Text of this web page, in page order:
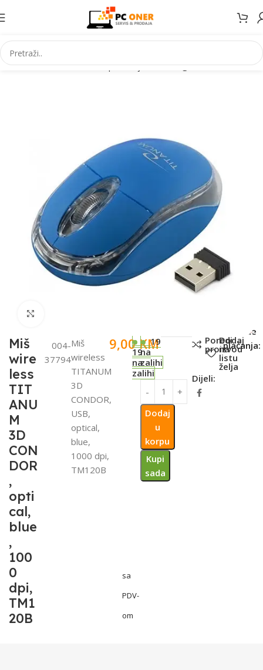
Početna Informatika PC periferija Miševi i grafički tableti
Miš
wire
less
TIT
ANU
M
3D
CON
DOR
,
opti
cal,
blue
,
100
0
dpi,
TM1
20B
004-
37794
Miš
wireless
TITANUM
3D
CONDOR,
USB,
optical,
blue,
1000 dpi,
TM120B
9,00KM
sa
PDV-
om
19
na
zalihi
19
na
zalihi
Dodaj
u
korpu
Kupi
sada
Poredi
proizvod
Dodaj
na
listu
želja
Dijeli:
Metode
plaćanja: